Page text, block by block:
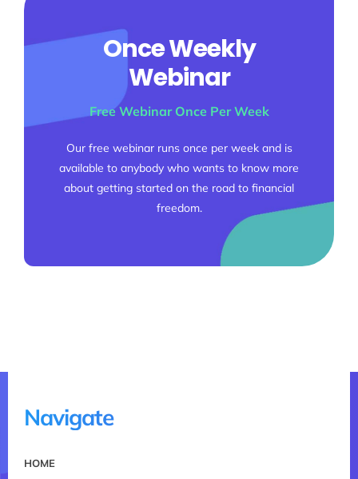
Once Weekly
Webinar
Free Webinar Once Per Week
Our free webinar runs once per week and is
available to anybody who wants to know more
about getting started on the road to financial
freedom.
Navigate
HOME